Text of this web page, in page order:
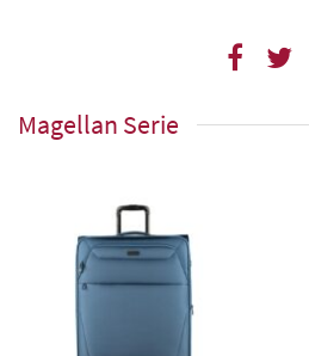
Magellan Serie